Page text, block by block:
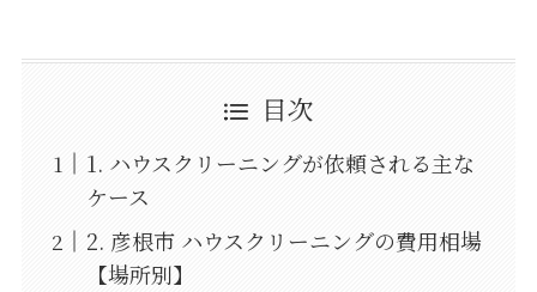
目次
1. ハウスクリーニングが依頼される主な
ケース
2. 彦根市 ハウスクリーニングの費用相場
【場所別】